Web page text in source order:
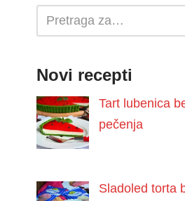
Novi recepti
Tart lubenica
pečenja
Sladoled torta